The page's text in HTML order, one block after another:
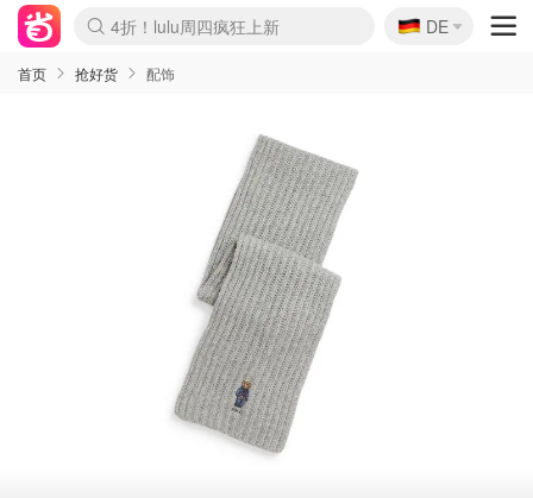
Boticinal 夏促开抢！
4折！lulu周四疯狂上新
还没结束！&OtherStories大促
Joybuy变相75折 随时失效
速领！Stanley独家85折
疑似霸哥！Camper额外叠85折
Zalando 奥莱闪促！每日更新
Moncler反季囤！5折起+叠9折
Coach Brooklyn仅€192
🇩🇪
DE
首页 抢好货 配饰